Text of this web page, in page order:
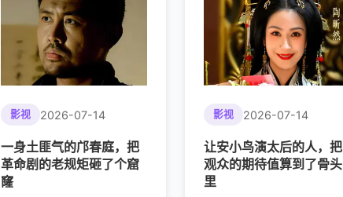
影视 2026-07-14
一身土匪气的邝春庭，把
革命剧的老规矩砸了个窟
窿
影视 2026-07-14
让安小鸟演太后的人，把
观众的期待值算到了骨头
里